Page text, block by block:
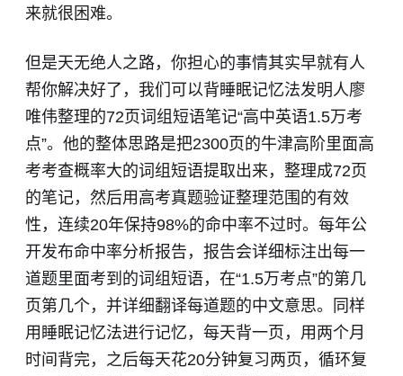
来就很困难。
但是天无绝人之路，你担心的事情其实早就有人
帮你解决好了，我们可以背睡眠记忆法发明人廖
唯伟整理的72页词组短语笔记“高中英语1.5万考
点”。他的整体思路是把2300页的牛津高阶里面高
考考查概率大的词组短语提取出来，整理成72页
的笔记，然后用高考真题验证整理范围的有效
性，连续20年保持98%的命中率不过时。每年公
开发布命中率分析报告，报告会详细标注出每一
道题里面考到的词组短语，在“1.5万考点”的第几
页第几个，并详细翻译每道题的中文意思。同样
用睡眠记忆法进行记忆，每天背一页，用两个月
时间背完，之后每天花20分钟复习两页，循环复